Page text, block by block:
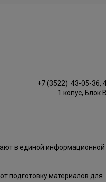
+7 (3522) 43-05-36,
1 копус, Блок
в единой информационной
подготовку материалов для